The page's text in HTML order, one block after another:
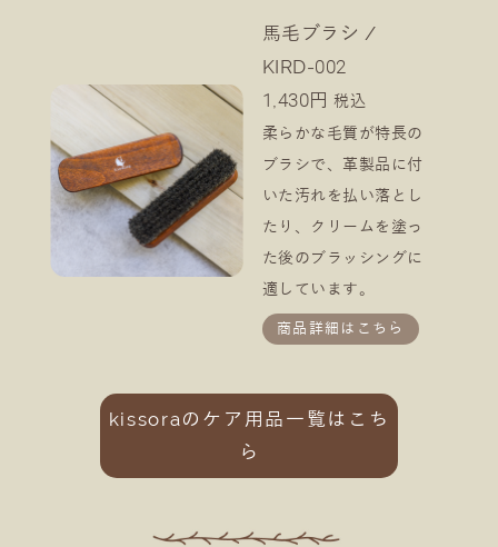
馬毛ブラシ /
KIRD-002
1,430円税込
柔らかな毛質が特長の
ブラシで、革製品に付
いた汚れを払い落とし
たり、クリームを塗っ
た後のブラッシングに
適しています。
商品詳細はこちら
kissoraのケア用品一覧はこち
ら